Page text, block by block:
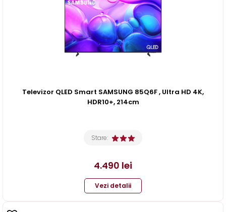
Televizor QLED Smart SAMSUNG 85Q6F , Ultra HD 4K,
HDR10+, 214cm
Stare:
4.490 lei
Vezi detalii